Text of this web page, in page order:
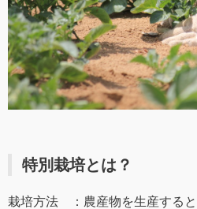
特別栽培とは？
栽培方法 ：農産物を生産する